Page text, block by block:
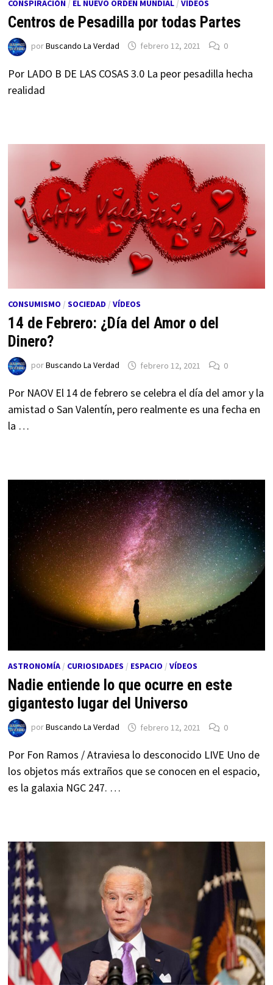
CONSPIRACIÓN/ EL NUEVO ORDEN MUNDIAL/ VÍDEOS
Centros de Pesadilla por todas Partes
porBuscando La Verdad febrero 12, 2021 0
Por LADO B DE LAS COSAS 3.0 La peor pesadilla hecha
realidad
CONSUMISMO / SOCIEDAD / VÍDEOS
14 de Febrero: ¿Día del Amor o del
Dinero?
porBuscando La Verdad febrero 12, 2021 0
Por NAOV El 14 de febrero se celebra el día del amor y la
amistad o San Valentín, pero realmente es una fecha en
la …
ASTRONOMÍA/ CURIOSIDADES / ESPACIO / VÍDEOS
Nadie entiende lo que ocurre en este
gigantesto lugar del Universo
porBuscando La Verdad febrero 12, 2021 0
Por Fon Ramos / Atraviesa lo desconocido LIVE Uno de
los objetos más extraños que se conocen en el espacio,
es la galaxia NGC 247. …